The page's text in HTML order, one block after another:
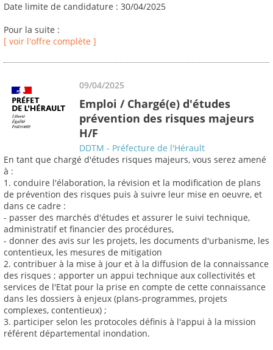
Date limite de candidature : 30/04/2025
Pour la suite :
[ voir l'offre complète ]
09/04/2025
Emploi / Chargé(e) d'études
prévention des risques majeurs
H/F
DDTM - Préfecture de l'Hérault
En tant que chargé d'études risques majeurs, vous serez amené
à :
1. conduire l'élaboration, la révision et la modification de plans
de prévention des risques puis à suivre leur mise en oeuvre, et
dans ce cadre :
- passer des marchés d'études et assurer le suivi technique,
administratif et financier des procédures,
- donner des avis sur les projets, les documents d'urbanisme, les
contentieux, les mesures de mitigation
2. contribuer à la mise à jour et à la diffusion de la connaissance
des risques ; apporter un appui technique aux collectivités et
services de l'Etat pour la prise en compte de cette connaissance
dans les dossiers à enjeux (plans-programmes, projets
complexes, contentieux) ;
3. participer selon les protocoles définis à l'appui à la mission
référent départemental inondation.